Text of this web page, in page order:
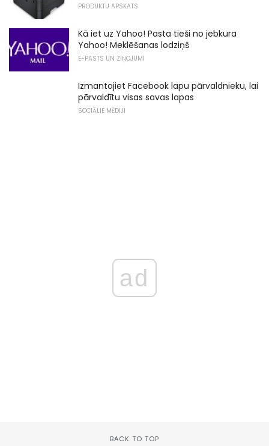
PRODUKTU APSKATS
Kā iet uz Yahoo! Pasta tieši no jebkura
Yahoo! Meklēšanas lodziņš
E-PASTS UN ZIŅOJUMI
Izmantojiet Facebook lapu pārvaldnieku, lai
pārvaldītu visas savas lapas
SOCIĀLIE MĒDIJI
ad
BACK TO TOP